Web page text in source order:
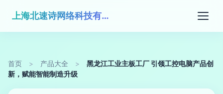
上海北速诗网络科技有限公司
首页 > 产品大全 >
黑龙江工业主板工厂 引领工控电脑产品创
新，赋能智能制造升级